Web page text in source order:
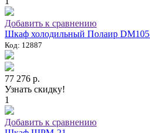
Добавить к сравнению
Шкаф холодильный Полаир
Код: 12887
77 276 р.
Узнать скидку!
1
Добавить к сравнению